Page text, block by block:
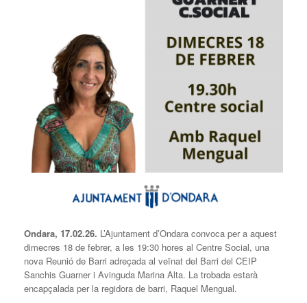
Ondara, 17.02.26. L’Ajuntament d’Ondara convoca per a aquest
dimecres 18 de febrer, a les 19:30 hores al Centre Social, una
nova Reunió de Barri adreçada al veïnat del Barri del CEIP
Sanchis Guarner i Avinguda Marina Alta. La trobada estarà
encapçalada per la regidora de barri, Raquel Mengual.